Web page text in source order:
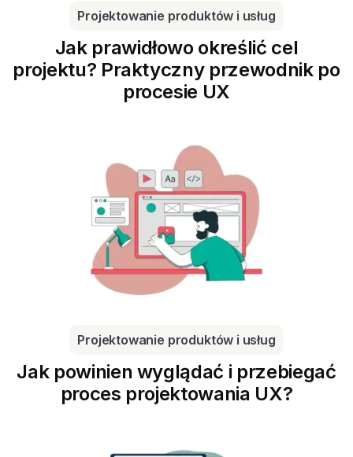
Projektowanie produktów i usług
Jak prawidłowo określić cel
projektu? Praktyczny przewodnik po
procesie UX
Projektowanie produktów i usług
Jak powinien wyglądać i przebiegać
proces projektowania UX?